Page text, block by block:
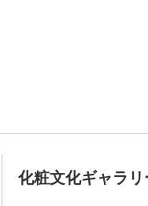
化粧文化ギャラリ